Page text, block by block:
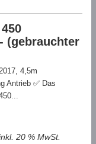
(gebrauchter
4,5m
Antrieb ✅ Das
20 % MwSt.